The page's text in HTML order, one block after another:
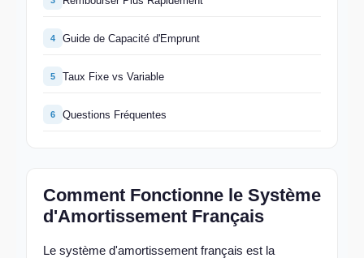
4 Guide de Capacité d'Emprunt
5 Taux Fixe vs Variable
6 Questions Fréquentes
Comment Fonctionne le Système
d'Amortissement Français
Le système d'amortissement français est la